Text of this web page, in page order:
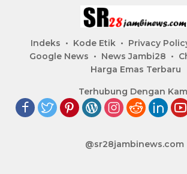
Indeks Kode Etik Privacy
Google News
News Jambi28
Harga Emas Terbaru
Terhubung Dengan
@sr28jambinews.com